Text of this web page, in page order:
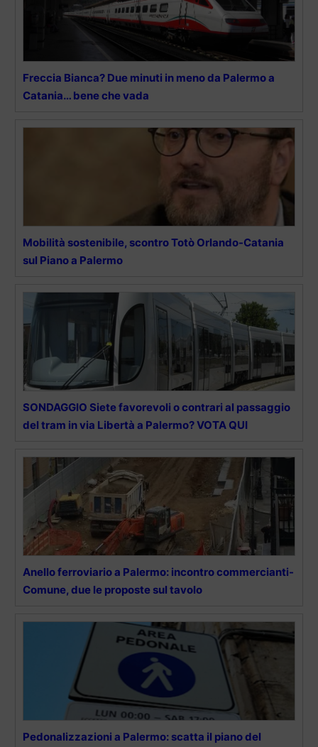
Freccia Bianca? Due minuti in meno da Palermo a
Catania… bene che vada
Mobilità sostenibile, scontro Totò Orlando-Catania
sul Piano a Palermo
SONDAGGIO Siete favorevoli o contrari al passaggio
del tram in via Libertà a Palermo? VOTA QUI
Anello ferroviario a Palermo: incontro commercianti-
Comune, due le proposte sul tavolo
Pedonalizzazioni a Palermo: scatta il piano del